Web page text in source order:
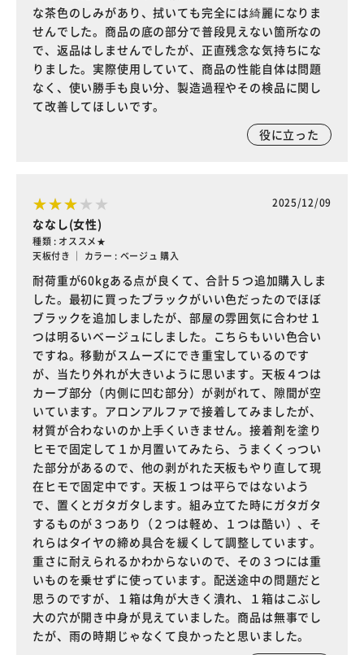
な茶色のしみがあり、拭いても完全には綺麗になりま
せんでした。商品の底の部分で普段見えない箇所なの
で、返品はしませんでしたが、正直残念な気持ちにな
りました。実際使用していて、商品の性能自体は問題
なく、使い勝手も良い分、製造過程やその検品に関し
て改善してほしいです。
役に立った
2025/12/09
ななし(女性)
種類 : オススメ★
天板付き ｜ カラー : ベージュ 購入
耐荷重が60kgある点が良くて、合計５つ追加購入しま
した。最初に買ったブラックがいい色だったのでほぼ
ブラックを追加しましたが、部屋の雰囲気に合わせ１
つは明るいベージュにしました。こちらもいい色合い
ですね。移動がスムーズにでき重宝しているのです
が、当たり外れが大きいように思います。天板４つは
カーブ部分（内側に凹む部分）が剥がれて、隙間が空
いています。アロンアルファで接着してみましたが、
材質が合わないのか上手くいきません。接着剤を塗り
ヒモで固定して１か月置いてみたら、うまくくっつい
た部分があるので、他の剥がれた天板もやり直して現
在ヒモで固定中です。天板１つは平らではないよう
で、置くとガタガタします。組み立てた時にガタガタ
するものが３つあり（２つは軽め、１つは酷い）、そ
れらはタイヤの締め具合を緩くして調整しています。
重さに耐えられるかわからないので、その３つには重
いものを乗せずに使っています。配送途中の問題だと
思うのですが、１箱は角が大きく潰れ、１箱はこぶし
大の穴が開き中身が見えていました。商品は無事でし
たが、雨の時期じゃなくて良かったと思いました。